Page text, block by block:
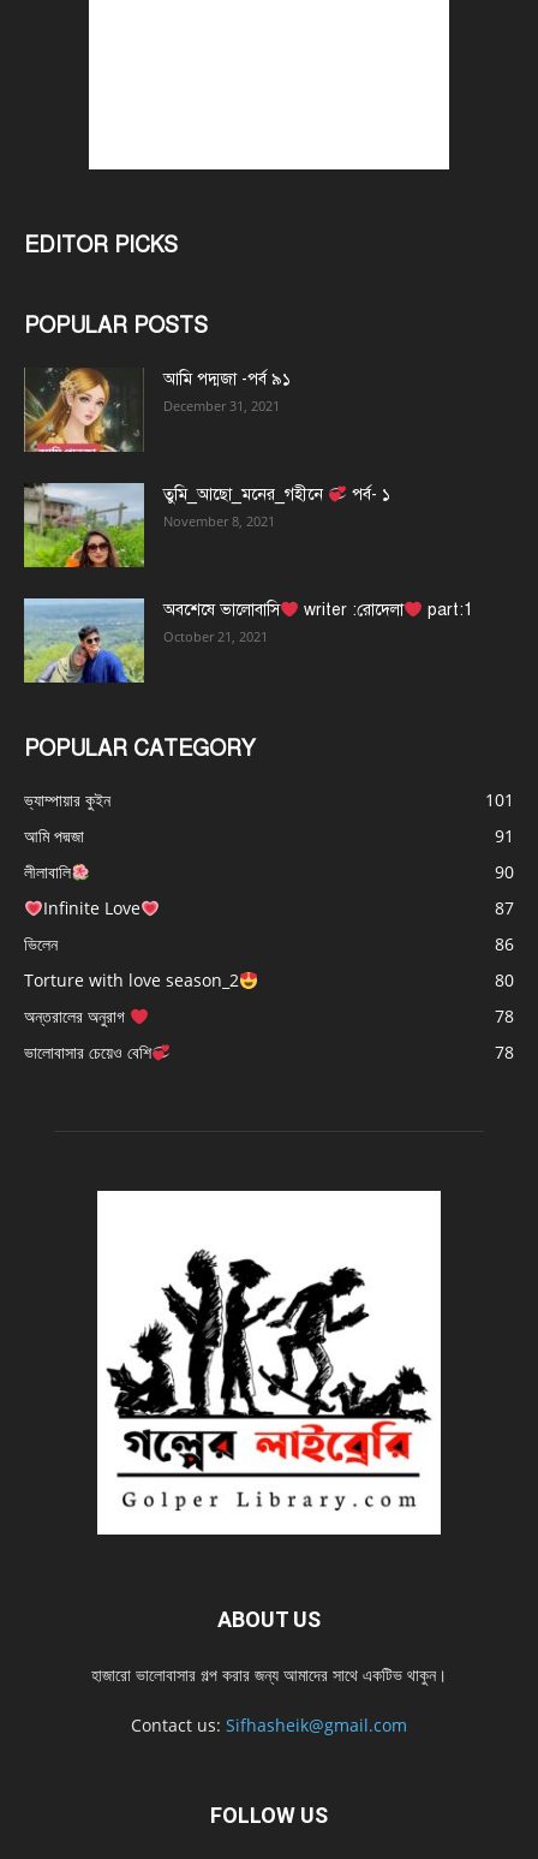
EDITOR PICKS
POPULAR POSTS
আমি পদ্মজা -পর্ব ৯১
December 31, 2021
তুমি_আছো_মনের_গহীনে পর্ব- ১
November 8, 2021
অবশেষে ভালোবাসি writer :রোদেলা part:1
October 21, 2021
POPULAR CATEGORY
ভ্যাম্পায়ার কুইন
101
আমি পদ্মজা
91
লীলাবালি
90
Infinite Love
87
ভিলেন
86
Torture with love season_2
80
অন্তরালের অনুরাগ
78
ভালোবাসার চেয়েও বেশি
78
ABOUT US
হাজারো ভালোবাসার গল্প করার জন্য আমাদের সাথে একটিভ থাকুন।
Contact us: Sifhasheik@gmail.com
FOLLOW US